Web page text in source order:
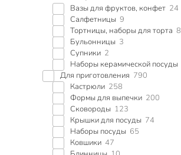
Вазы для фруктов, конфет 24
Салфетницы 9
Тортницы, наборы для торта 8
Бульонницы 3
Супники 2
Наборы керамической посуды
Для приготовления 790
Кастрюли 258
Формы для выпечки 200
Сковороды 123
Крышки для посуды 74
Наборы посуды 65
Ковшики 47